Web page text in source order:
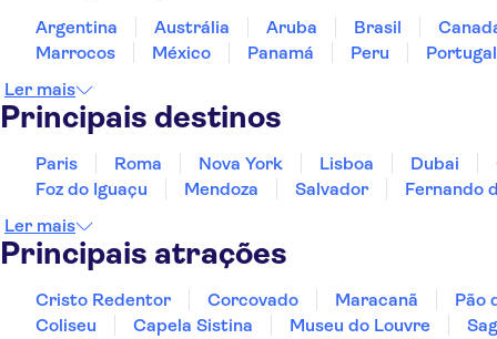
Argentina Austrália Aruba Brasil
Marrocos
México Panamá Peru
Portugal
Ler mais
Principais destinos
Paris Roma Nova York Lisboa Dubai
Foz do Iguaçu
Mendoza Salvador
Fernando
Ler mais
Principais atrações
Cristo Redentor Corcovado Maracanã
Pão
Coliseu
Capela Sistina Museu do Louvre